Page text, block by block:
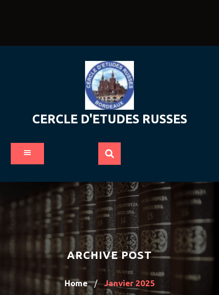
CERCLE D'ETUDES RUSSES
ARCHIVE POST
Home / Janvier 2025